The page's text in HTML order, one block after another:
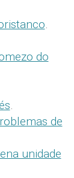
.
do
.
de
unidade